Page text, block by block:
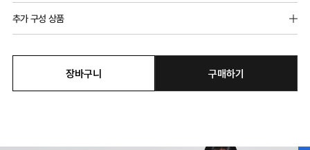
추가 구성 상품
장바구니 구매하기